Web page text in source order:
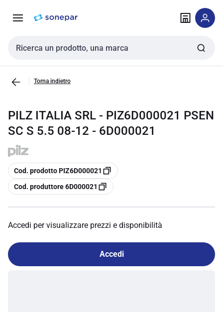
navigazione alla
Cerca input
Torna indietro
PILZ ITALIA SRL - PIZ6D000021 PSEN
SC S 5.5 08-12 - 6D000021
copia
Cod. prodotto PIZ6D000021
copia
Cod. produttore 6D000021
Accedi per visualizzare prezzi e disponibilità
Accedi